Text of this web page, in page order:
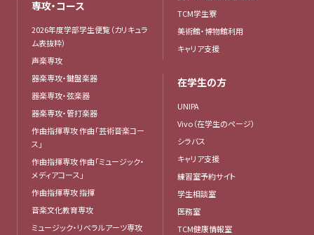
専攻・コース
2026年度学部学生便覧（カリキュラ
ム表抜粋）
声楽専攻
器楽専攻・鍵盤楽器
器楽専攻・弦楽器
器楽専攻・管打楽器
作曲指揮専攻 作曲「芸術音楽コー
ス」
作曲指揮専攻 作曲「ミュージック・
メディアコース」
作曲指揮専攻 指揮
音楽文化教育専攻
ミュージック・リベラルアーツ専攻
TCM学生寮
美術館・博物館利用
キャリア支援
在学生の方
UNIPA
Vivo（在学生のページ）
シラバス
キャリア支援
練習室予約サイト
学生相談室
医務室
TCM健康情報室